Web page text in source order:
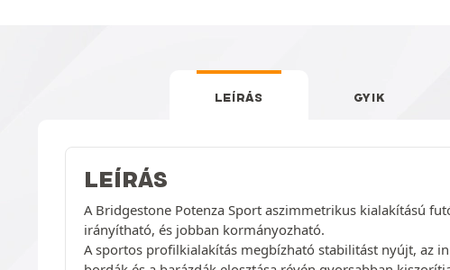
LEÍRÁS GYIK
LEÍRÁS
A Bridgestone Potenza Sport aszimmetrikus kialakítású
irányítható, és jobban kormányozható.
A sportos profilkialakítás megbízható stabilitást nyújt, az